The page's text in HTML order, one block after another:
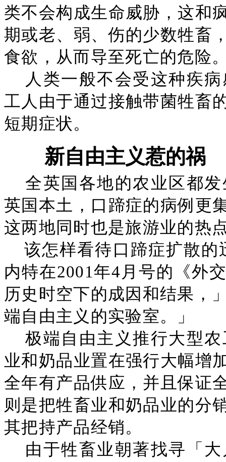
类不会构成生命威胁，这和
期或老、弱、伤的少数牲畜
食欲，从而导至死亡的危险
人类一般不会受这种疾
工人由于通过接触带菌牲畜
短期症状。
新自由主义惹的祸
全英国各地的农业区都
英国本土，口蹄症的病例更
这两地同时也是旅游业的热
该怎样看待口蹄症扩散
内特在2001年4月号的《外
历史时空下的成因和结果，
端自由主义的实验室。」
极端自由主义推行大型
业和奶品业置在强行大幅增
全年有产品供应，并且保证
则是把牲畜业和奶品业的分
其把持产品经销。
由于牲畜业朝著找寻「